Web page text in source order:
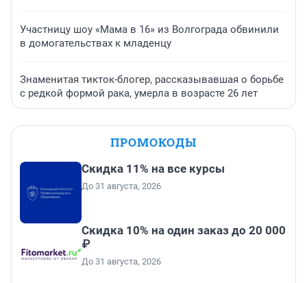
Участницу шоу «Мама в 16» из Волгограда обвинили
в домогательствах к младенцу
Знаменитая тикток-блогер, рассказывавшая о борьбе
с редкой формой рака, умерла в возрасте 26 лет
ПРОМОКОДЫ
Скидка 11% на все курсы
До 31 августа, 2026
Скидка 10% на один заказ до 20 000
₽
До 31 августа, 2026